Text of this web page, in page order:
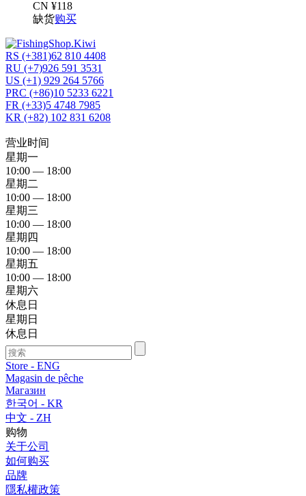
CN ¥118
缺货购买
RS (+381)62 810 4408
RU (+7)926 591 3531
US (+1) 929 264 5766
PRC (+86)10 5233 6221
FR (+33)5 4748 7985
KR (+82) 102 831 6208
营业时间
星期一
10:00 — 18:00
星期二
10:00 — 18:00
星期三
10:00 — 18:00
星期四
10:00 — 18:00
星期五
10:00 — 18:00
星期六
休息日
星期日
休息日
Store - ENG
Magasin de pêche
Магазин
한국어 - KR
中文 - ZH
购物
关于公司
如何购买
品牌
隱私權政策